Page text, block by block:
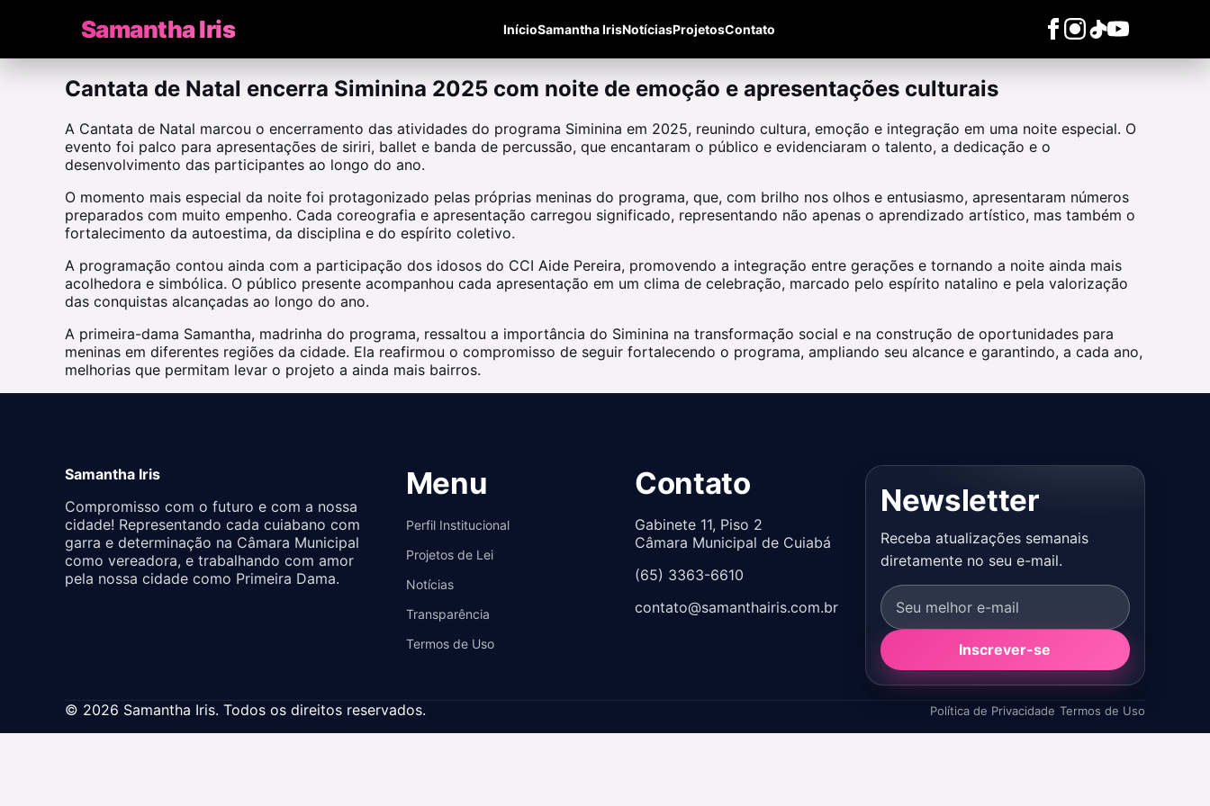
Samantha Iris InícioSamantha IrisNotíciasProjetosContato
Cantata de Natal encerra Siminina 2025 com noite de emoção e apresentações culturais
A Cantata de Natal marcou o encerramento das atividades do programa Siminina em 2025, reunindo cultura, emoção e integração em uma noite especial. O
evento foi palco para apresentações de siriri, ballet e banda de percussão, que encantaram o público e evidenciaram o talento, a dedicação e o
desenvolvimento das participantes ao longo do ano.
O momento mais especial da noite foi protagonizado pelas próprias meninas do programa, que, com brilho nos olhos e entusiasmo, apresentaram números
preparados com muito empenho. Cada coreografia e apresentação carregou significado, representando não apenas o aprendizado artístico, mas também o
fortalecimento da autoestima, da disciplina e do espírito coletivo.
A programação contou ainda com a participação dos idosos do CCI Aide Pereira, promovendo a integração entre gerações e tornando a noite ainda mais
acolhedora e simbólica. O público presente acompanhou cada apresentação em um clima de celebração, marcado pelo espírito natalino e pela valorização
das conquistas alcançadas ao longo do ano.
A primeira-dama Samantha, madrinha do programa, ressaltou a importância do Siminina na transformação social e na construção de oportunidades para
meninas em diferentes regiões da cidade. Ela reafirmou o compromisso de seguir fortalecendo o programa, ampliando seu alcance e garantindo, a cada ano,
melhorias que permitam levar o projeto a ainda mais bairros.
Samantha Iris
Compromisso com o futuro e com a nossa
cidade! Representando cada cuiabano com
garra e determinação na Câmara Municipal
como vereadora, e trabalhando com amor
pela nossa cidade como Primeira Dama.
Menu
Perfil Institucional
Projetos de Lei
Notícias
Transparência
Termos de Uso
Contato
Gabinete 11, Piso 2
Câmara Municipal de Cuiabá
(65) 3363-6610
contato@samanthairis.com.br
Newsletter
Receba atualizações semanais
diretamente no seu e-mail.
Inscrever-se
© 2026 Samantha Iris. Todos os direitos reservados. Política de Privacidade Termos de Uso